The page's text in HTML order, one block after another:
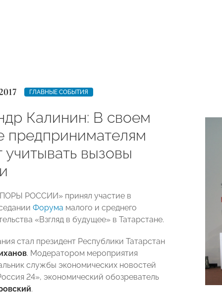
ГЛАВНЫЕ СОБЫТИЯ
Калинин: В своем
предпринимателям
учитывать вызовы
РОССИИ» принял участие в
Форума малого и среднего
«Взгляд в будущее» в Татарстане.
стал президент Республики Татарстан
. Модератором мероприятия
службы экономических новостей
24», экономический обозреватель
.